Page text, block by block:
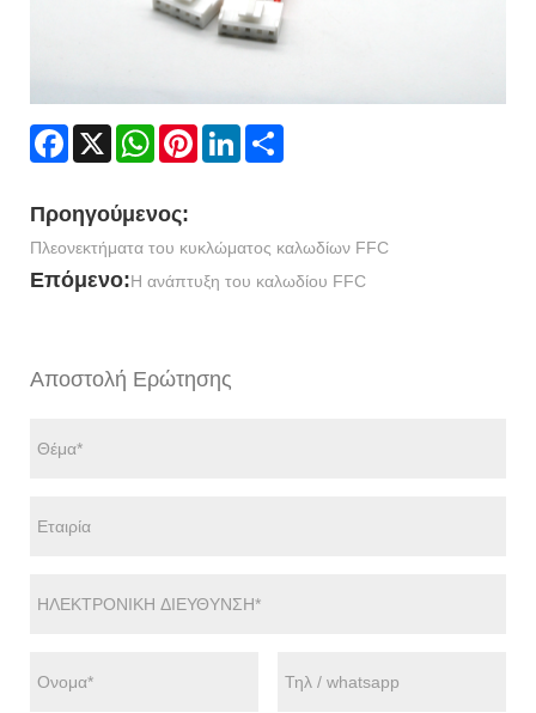
Facebook
X WhatsAppPinterestLinkedIn
Προηγούμενος:
Πλεονεκτήματα του κυκλώματος καλωδίων FFC
Επόμενο:Η ανάπτυξη του καλωδίου FFC
Αποστολή Ερώτησης